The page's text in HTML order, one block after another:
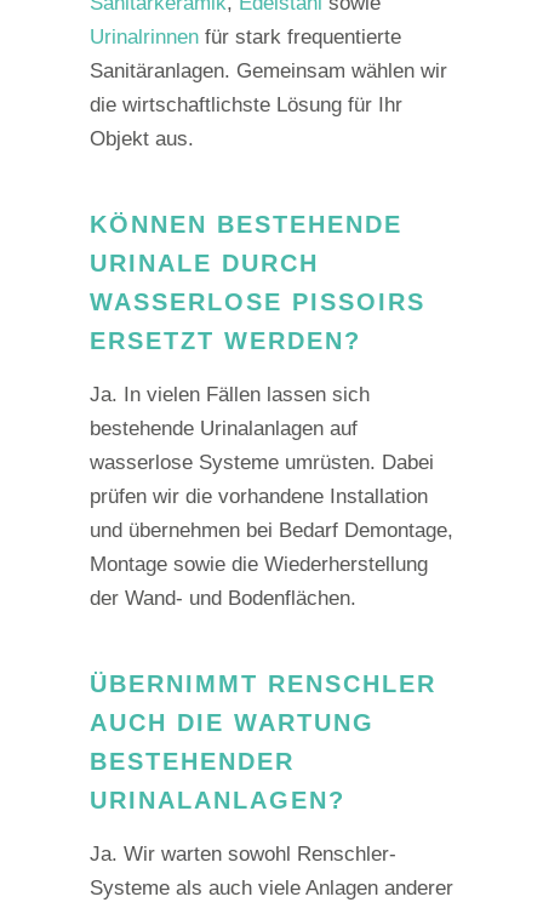
Urinalrinnen für stark frequentierte
Sanitäranlagen. Gemeinsam wählen wir
die wirtschaftlichste Lösung für Ihr
Objekt aus.
KÖNNEN BESTEHENDE
URINALE DURCH
WASSERLOSE PISSOIRS
ERSETZT WERDEN?
Ja. In vielen Fällen lassen sich
bestehende Urinalanlagen auf
wasserlose Systeme umrüsten. Dabei
prüfen wir die vorhandene Installation
und übernehmen bei Bedarf Demontage,
Montage sowie die Wiederherstellung
der Wand- und Bodenflächen.
ÜBERNIMMT RENSCHLER
AUCH DIE WARTUNG
BESTEHENDER
URINALANLAGEN?
Ja. Wir warten sowohl Renschler-
Systeme als auch viele Anlagen anderer